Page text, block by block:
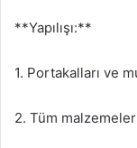
**Yapılışı:**
1. Portakalları ve
2. Tüm